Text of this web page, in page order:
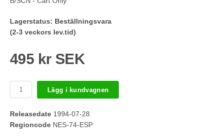
Lagerstatus: Beställningsvara
(2-3 veckors lev.tid)
495 kr SEK
Lägg i kundvagnen
Releasedate 1994-07-28
Regioncode NES-74-ESP